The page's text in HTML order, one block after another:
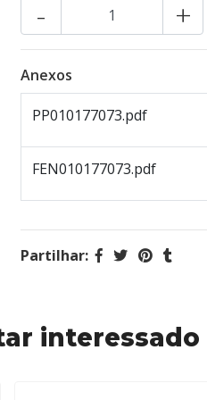
+
-
Anexos
PP010177073.pdf
FEN010177073.pdf
Partilhar:
interessado